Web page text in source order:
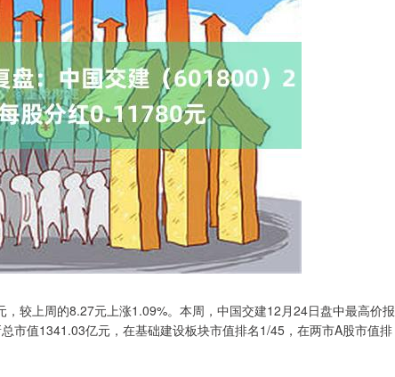
较上周的8.27元上涨1.09%。本周，中国交建12月24日盘中最高价报
市值1341.03亿元，在基础建设板块市值排名1/45，在两市A股市值排